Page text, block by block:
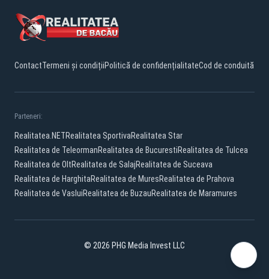
ContactTermeni și condițiiPolitică de confidențialitateCod de conduită
Parteneri:
Realitatea.NETRealitatea SportivaRealitatea Star
Realitatea de TeleormanRealitatea de BucurestiRealitatea de Tulcea
Realitatea de OltRealitatea de SalajRealitatea de Suceava
Realitatea de HarghitaRealitatea de MuresRealitatea de Prahova
Realitatea de VasluiRealitatea de BuzauRealitatea de Maramures
© 2026 PHG Media Invest LLC